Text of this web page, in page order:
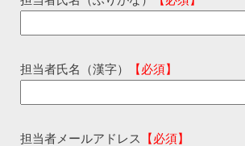
担当者氏名（漢字） 【必須】
担当者メールアドレス 【必須】